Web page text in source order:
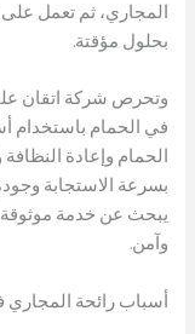
المجاري، ثم تعمل
بحلول مؤقتة.
وتحرص شركة اتقان
في الحمام باستخدام
الحمام وإعادة
بسرعة الاستجابة
يبحث عن خدمة
وآمن.
أسباب رائحة المجاري